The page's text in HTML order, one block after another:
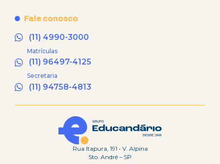
Fale conosco
(11) 4990-3000
Matrículas
(11) 96497-4125
Secretaria
(11) 94758-4813
Rua Itapura, 191 • V. Alpina
Sto. André – SP